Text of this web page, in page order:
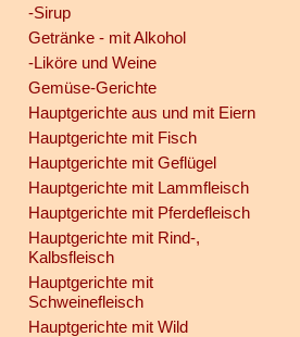
-Sirup
Getränke - mit Alkohol
-Liköre und Weine
Gemüse-Gerichte
Hauptgerichte aus und mit Eiern
Hauptgerichte mit Fisch
Hauptgerichte mit Geflügel
Hauptgerichte mit Lammfleisch
Hauptgerichte mit Pferdefleisch
Hauptgerichte mit Rind-,
Kalbsfleisch
Hauptgerichte mit
Schweinefleisch
Hauptgerichte mit Wild